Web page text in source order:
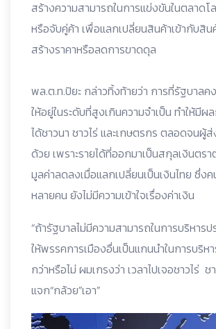
สร้างความสามารถในการแข่งขันในตลาด
หรือจับคู่ค้า เพื่อแลกเปลี่ยนสินค้าเข้ากับสิน
สร้างราคาหรือลดการขาดดุล
พล.ต.ท.ปิยะ กล่าวทิ้งท้ายว่า การที่รัฐบาลค
ให้อยู่ในระดับที่สูงเกินความจำเป็น ทำให้มีผ
ได้ชาวนา ชาวไร่ และเกษตรกร ตลอดจนผู้
ด้วย เพราะรายได้ที่ออกมาเป็นสกุลเงินตรา
มูลค่าลดลงเมื่อแลกเปลี่ยนเป็นเงินไทย ซึ่ง
หลายคน ยังไม่มีความเข้าใจเรื่องค่าเงิน
“ถ้ารัฐบาลไม่มีความสามารถในการบริหารป
ให้พรรคการเมืองอื่นเป็นแกนนำในการบริหา
กว่าหรือไม่ ผมเกรงว่า เวลาไปเจอชาวไร่ ช
แจก“กล้วย”เอา”